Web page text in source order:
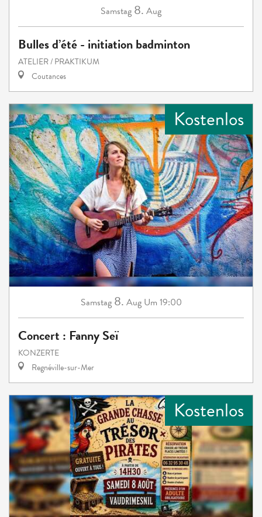
Samstag 8. Aug
Bulles d’été - initiation badminton
ATELIER / PRAKTIKUM
Coutances
Kostenlos
Samstag 8. Aug Um 19:00
Concert : Fanny Seï
KONZERTE
Regnéville-sur-Mer
Kostenlos